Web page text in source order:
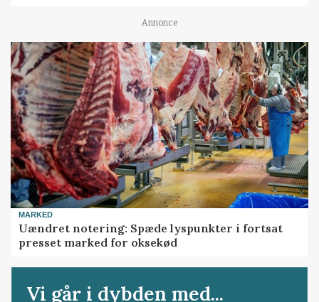
Annonce
MARKED
Uændret notering: Spæde lyspunkter i fortsat
presset marked for oksekød
Vi går i dybden med...